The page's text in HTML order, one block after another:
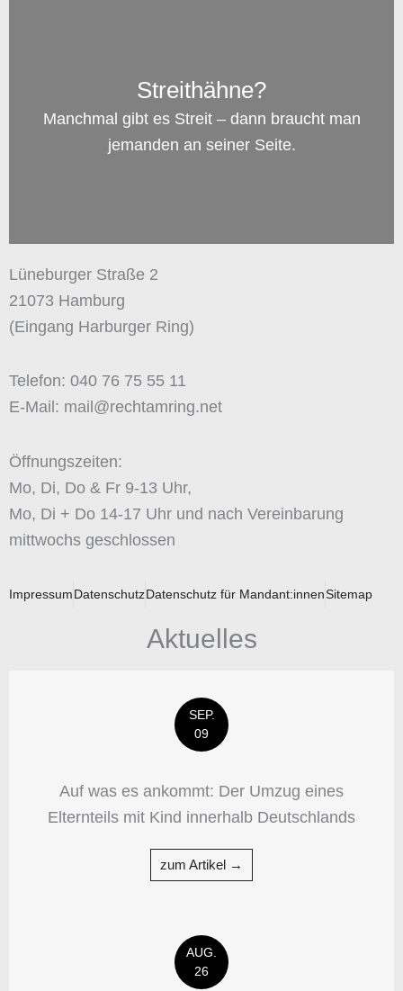
Streithähne?
Manchmal gibt es Streit – dann braucht man
jemanden an seiner Seite.
Lüneburger Straße 2
21073 Hamburg
(Eingang Harburger Ring)
Telefon: 040 76 75 55 11
E-Mail: mail@rechtamring.net
Öffnungszeiten:
Mo, Di, Do & Fr 9-13 Uhr,
Mo, Di + Do 14-17 Uhr und nach Vereinbarung
mittwochs geschlossen
ImpressumDatenschutzDatenschutz für Mandant:innenSitemap
Aktuelles
SEP.
09
Auf was es ankommt: Der Umzug eines
Elternteils mit Kind innerhalb Deutschlands
zum Artikel →
AUG.
26